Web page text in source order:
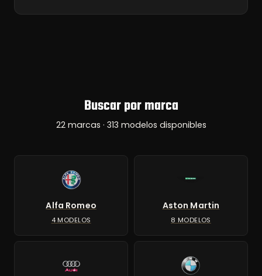
Buscar por marca
22 marcas · 313 modelos disponibles
Alfa Romeo
4 MODELOS
Aston Martin
8 MODELOS